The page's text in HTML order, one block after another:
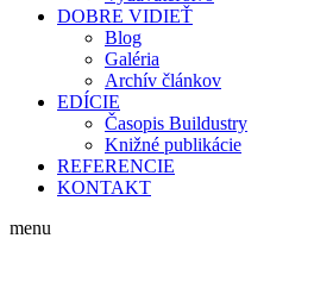
DOBRE VIDIEŤ
Blog
Galéria
Archív článkov
EDÍCIE
Časopis Buildustry
Knižné publikácie
REFERENCIE
KONTAKT
menu